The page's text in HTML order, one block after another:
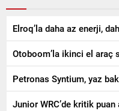
Elroq’la daha az enerji,
Otoboom’la ikinci el araç
Petronas Syntium, yaz
Junior WRC’de kritik puan